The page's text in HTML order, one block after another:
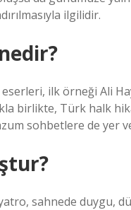
ilgilidir.
ilk örneği Ali
birlikte, Türk halk
sohbetlere de yer
sahnede duygu,